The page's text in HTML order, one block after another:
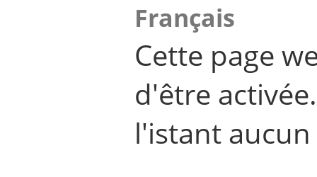
Français
Cette page
d'être
l'istant